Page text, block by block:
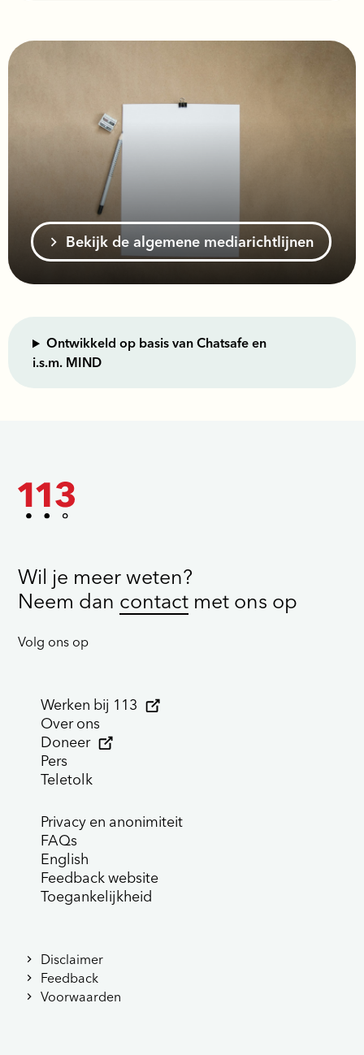
Bekijk de algemene mediarichtlijnen
Ontwikkeld op basis van Chatsafe en
i.s.m. MIND
Wil je meer weten?
Neem dan contact met ons op
Volg ons op
Werken bij 113
Over ons
Doneer
Pers
Teletolk
Privacy en anonimiteit
FAQs
English
Feedback website
Toegankelijkheid
Disclaimer
Feedback
Voorwaarden